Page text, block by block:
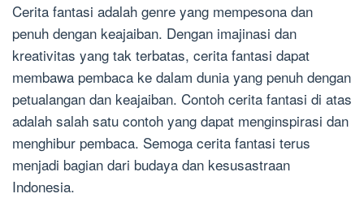
Cerita fantasi adalah genre yang mempesona dan
penuh dengan keajaiban. Dengan imajinasi dan
kreativitas yang tak terbatas, cerita fantasi dapat
membawa pembaca ke dalam dunia yang penuh dengan
petualangan dan keajaiban. Contoh cerita fantasi di atas
adalah salah satu contoh yang dapat menginspirasi dan
menghibur pembaca. Semoga cerita fantasi terus
menjadi bagian dari budaya dan kesusastraan
Indonesia.